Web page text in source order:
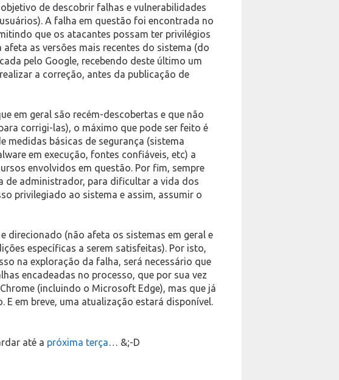
de descobrir falhas e vulnerabilidades
A falha em questão foi encontrada no
que os atacantes possam ter privilégios
as versões mais recentes do sistema (do
pelo Google, recebendo deste último um
a correção, antes da publicação de
em geral são recém-descobertas e que não
corrigi-las), o máximo que pode ser feito é
medidas básicas de segurança (sistema
em execução, fontes confiáveis, etc) a
envolvidos em questão. Por fim, sempre
de administrador, para dificultar a vida dos
privilegiado ao sistema e assim, assumir o
direcionado (não afeta os sistemas em geral e
específicas a serem satisfeitas). Por isto,
na exploração da falha, será necessário que
encadeadas no processo, que por sua vez
(incluindo o Microsoft Edge), mas que já
em breve, uma atualização estará disponível.
até a próxima terça… &;-D